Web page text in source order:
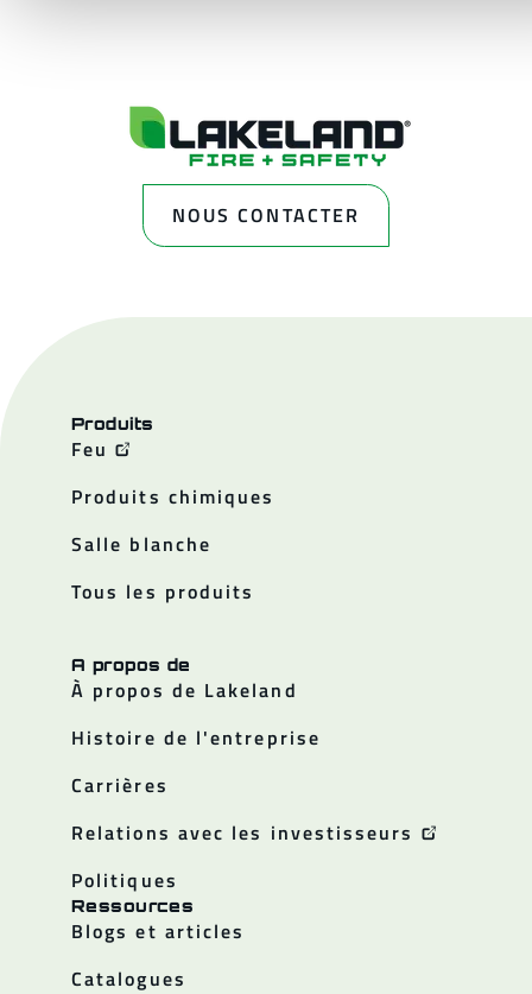
NOUS CONTACTER
Produits
Feu
Produits chimiques
Salle blanche
Tous les produits
A propos de
À propos de Lakeland
Histoire de l'entreprise
Carrières
Relations avec les investisseurs
Politiques
Ressources
Blogs et articles
Catalogues